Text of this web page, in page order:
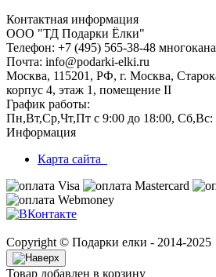
Контактная информация
ООО "ТД Подарки Ёлки"
Телефон: +7 (495) 565-38-48
Почта: info@podarki-elki.ru
Москва, 115201, РФ, г. Москва,
корпус 4, этаж 1, помещение II
График работы:
Пн,Вт,Ср,Чт,Пт с 9:00 до 18:00, Сб,Вс:
Информация
Карта сайта
Copyright © Подарки елки - 2014-2025
Товар добавлен в корзину